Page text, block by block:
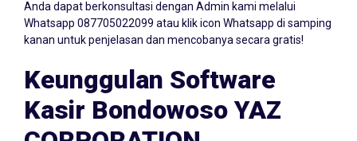
Whatsapp087705022099 atau klik icon Whatsapp di samping
kanan untuk penjelasan dan mencobanya secara gratis!
Keunggulan Software
Kasir Bondowoso YAZ
CORPORATION